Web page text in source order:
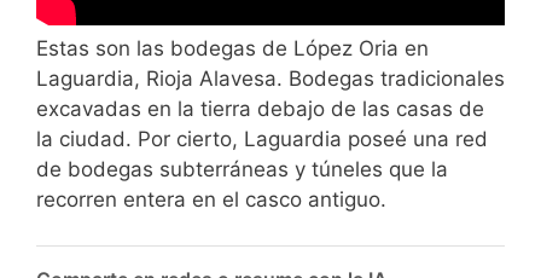
Estas son las bodegas de López Oria en
Laguardia, Rioja Alavesa. Bodegas tradicionales
excavadas en la tierra debajo de las casas de
la ciudad. Por cierto, Laguardia poseé una red
de bodegas subterráneas y túneles que la
recorren entera en el casco antiguo.